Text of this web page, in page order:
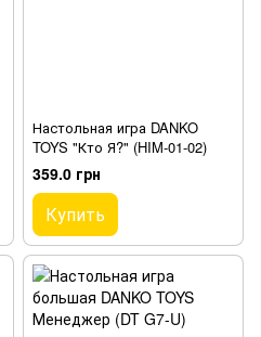
Настольная игра DANKO
TOYS "Кто Я?" (HIM-01-02)
359.0 грн
Купить